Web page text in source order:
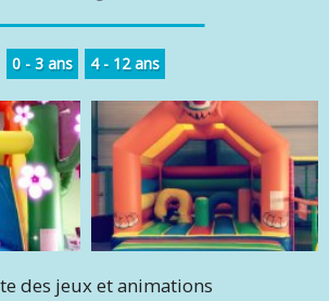
0 - 3 ans 4 - 12 ans
des jeux et animations